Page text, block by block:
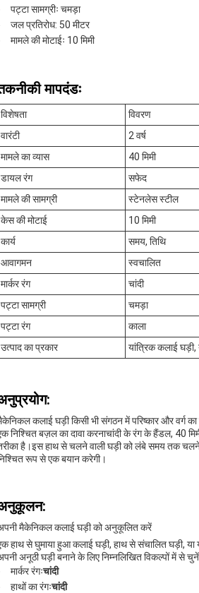
पट्टा सामग्रीः चमड़ा
जल प्रतिरोध: 50 मीटर
मामले की मोटाईः 10 मिमी
मापदंडः
विशेषता
विवरण
वारंटी
2 वर्ष
मामले का व्यास
40 मिमी
डायल रंग
सफेद
मामले की सामग्री
स्टेनलेस स्टील
केस की मोटाई
10 मिमी
कार्य
समय, तिथि
आवागमन
स्वचालित
मार्कर रंग
चांदी
पट्टा सामग्री
चमड़ा
पट्टा रंग
काला
उत्पाद का प्रकार
यांत्रिक कलाई
कलाई घड़ी किसी भी संगठन में परिष्कार और वर्ग
निश्चित बज़ल का दावा करनाचांदी के रंग के हैंडल, 40
है।इस हाथ से चलने वाली घड़ी को लंबे समय तक
रूप से एक बयान करेगी।
मैकेनिकल कलाई घड़ी को अनुकूलित करें
हाथ से घुमाया हुआ कलाई घड़ी, हाथ से संचालित घड़ी,
अनूठी घड़ी बनाने के लिए निम्नलिखित विकल्पों में से
मार्कर रंगःचांदी
हाथों का रंगःचांदी